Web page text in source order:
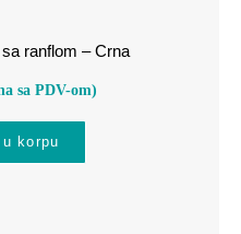
ranflom – Crna
sa PDV-om)
u korpu